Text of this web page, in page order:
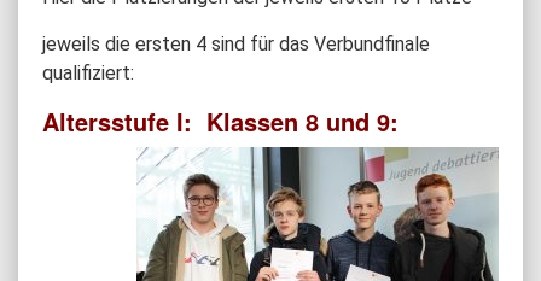
jeweils die ersten 4 sind für das Verbundfinale
qualifiziert:
Altersstufe I: Klassen 8 und 9: